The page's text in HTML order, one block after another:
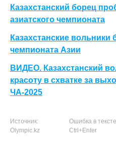
Казахстанский борец
азиатского чемпионата
Казахстанские вольники
чемпионата Азии
ВИДЕО. Казахстанский
красоту в схватке за
ЧА-2025
Источник:
Olympic.kz
Ошибка в
Ctrl+Enter